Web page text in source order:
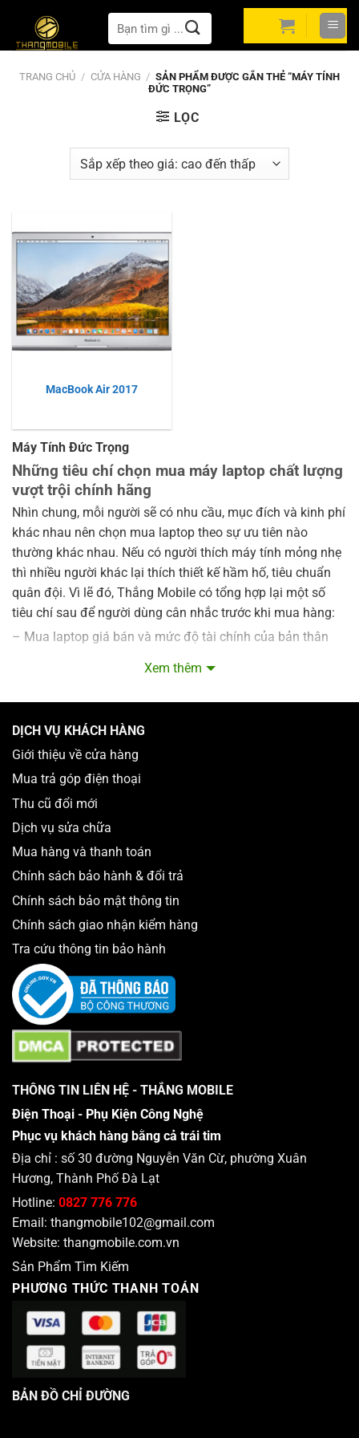
nội
dung
Tìm
kiếm:
TRANG CHỦ / CỬA HÀNG / SẢN PHẨM ĐƯỢC GẮN THẺ “MÁY TÍNH
ĐỨC TRỌNG”
LỌC
MacBook Air 2017
Máy Tính Đức Trọng
Những tiêu chí chọn mua máy laptop chất lượng
vượt trội chính hãng
Nhìn chung, mỗi người sẽ có nhu cầu, mục đích và kinh phí
khác nhau nên chọn mua laptop theo sự ưu tiên nào
thường khác nhau. Nếu có người thích máy tính mỏng nhẹ
thì nhiều người khác lại thích thiết kế hầm hố, tiêu chuẩn
quân đội. Vì lẽ đó, Thắng Mobile có tổng hợp lại một số
tiêu chí sau để người dùng cân nhắc trước khi mua hàng:
– Mua laptop giá bán và mức độ tài chính của bản thân
– Mua laptop theo cấu hình
– Mua laptop theo hệ điều hành
– Mua laptop theo tính năng đặc biệt
– Mua laptop theo thiết kế, màu sắc, kiểu dáng, độ mỏng
Xem thêm
DỊCH VỤ KHÁCH HÀNG
Giới thiệu về cửa hàng
Mua trả góp điện thoại
Thu cũ đổi mới
Dịch vụ sửa chữa
Mua hàng và thanh toán
Chính sách bảo hành & đổi trả
Chính sách bảo mật thông tin
Chính sách giao nhận kiểm hàng
Tra cứu thông tin bảo hành
THÔNG TIN LIÊN HỆ - THẮNG MOBILE
Điện Thoại - Phụ Kiện Công Nghệ
Phục vụ khách hàng bằng cả trái tim
Địa chỉ : số 30 đường Nguyễn Văn Cừ, phường Xuân
Hương, Thành Phố Đà Lạt
Hotline: 0827 776 776
Email: thangmobile102@gmail.com
Website: thangmobile.com.vn
Sản Phẩm Tìm Kiếm
PHƯƠNG THỨC THANH TOÁN
BẢN ĐỒ CHỈ ĐƯỜNG